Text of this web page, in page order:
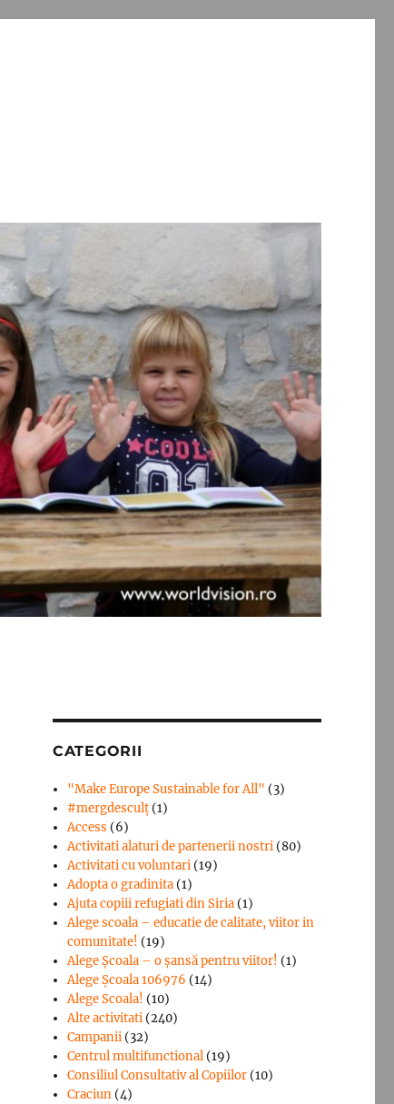
CATEGORII
"Make Europe Sustainable for All" (3)
#mergdesculţ (1)
Access (6)
Activitati alaturi de partenerii nostri (80)
Activitati cu voluntari (19)
Adopta o gradinita (1)
Ajuta copiii refugiati din Siria (1)
Alege scoala – educatie de calitate, viitor in
comunitate! (19)
Alege Şcoala – o şansă pentru viitor! (1)
Alege Școala 106976 (14)
Alege Scoala! (10)
Alte activitati (240)
Campanii (32)
Centrul multifunctional (19)
Consiliul Consultativ al Copiilor (10)
Craciun (4)